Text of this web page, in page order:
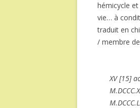
hémicycle
vie… à
traduit en
/ membre de
XV [15]